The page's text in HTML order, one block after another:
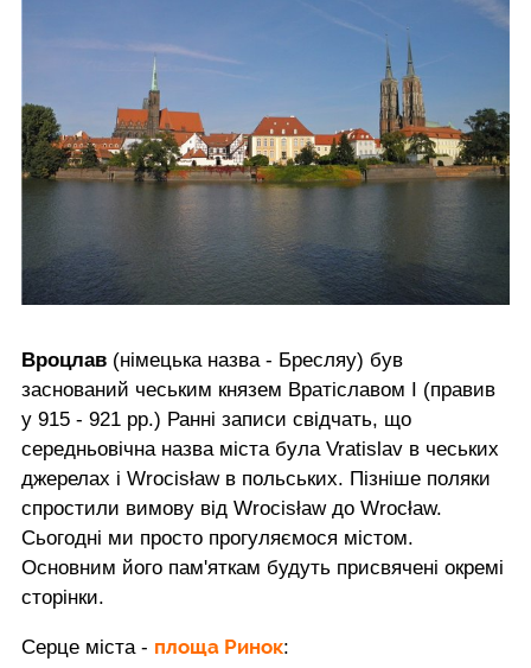
Вроцлав (німецька назва - Бресляу) був
заснований чеським князем Вратіславом I (правив
у 915 - 921 рр.) Ранні записи свідчать, що
середньовічна назва міста була Vratislav в чеських
джерелах і Wrocisław в польських. Пізніше поляки
спростили вимову від Wrocisław до Wrocław.
Сьогодні ми просто прогуляємося містом.
Основним його пам'яткам будуть присвячені окремі
сторінки.
Серце міста - площа Ринок: